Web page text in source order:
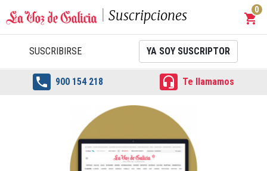
Suscripciones shopping_cart
0
SUSCRIBIRSE YA SOY SUSCRIPTOR
 900 154 218  Te llamamos